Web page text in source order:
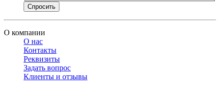
Спросить
О компании
О нас
Контакты
Реквизиты
Задать вопрос
Клиенты и отзывы